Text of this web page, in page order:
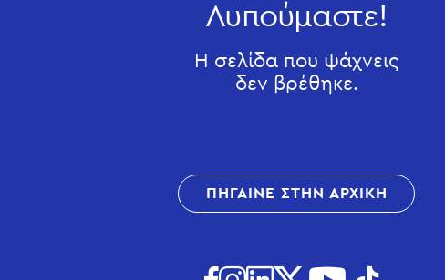
Λυπούμαστε!
Η σελίδα που ψάχνεις
δεν βρέθηκε.
ΠΗΓΑΙΝΕ ΣΤΗΝ ΑΡΧΙΚΗ